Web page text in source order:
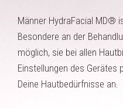
Männer HydraFacial MD®
Besondere an der
möglich, sie bei allen
Einstellungen des Gerätes
Deine Hautbedürfnisse an.